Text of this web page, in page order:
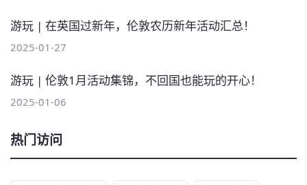
游玩 | 在英国过新年，伦敦农历新年活动汇总！
2025-01-27
游玩 | 伦敦1月活动集锦，不回国也能玩的开心！
2025-01-06
热门访问